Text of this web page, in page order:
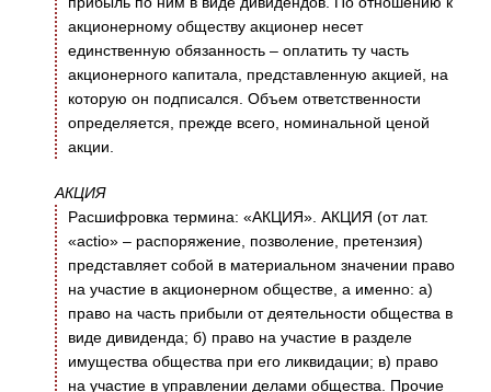
акционерному обществу акционер несет
единственную обязанность – оплатить ту часть
акционерного капитала, представленную акцией, на
которую он подписался. Объем ответственности
определяется, прежде всего, номинальной ценой
акции.
АКЦИЯ
Расшифровка термина: «АКЦИЯ». АКЦИЯ (от лат.
«actio» – распоряжение, позволение, претензия)
представляет собой в материальном значении право
на участие в акционерном обществе, а именно: а)
право на часть прибыли от деятельности общества в
виде дивиденда; б) право на участие в разделе
имущества общества при его ликвидации; в) право
на участие в управлении делами общества. Прочие